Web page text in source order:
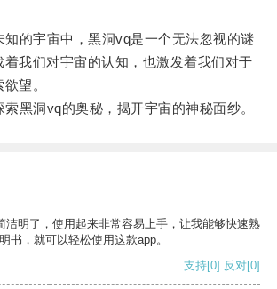
的宇宙中，黑洞vq是一个无法忽视的谜
着我们对宇宙的认知，也激发着我们对于
望。
洞vq的奥秘，揭开宇宙的神秘面纱。
洁明了，使用起来非常容易上手，让我能够快速熟
书，就可以轻松使用这款app。
支持[0] 反对[0]